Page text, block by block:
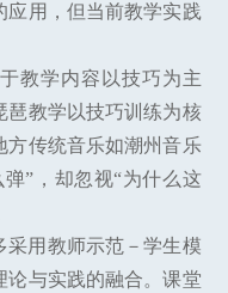
应用，但当前教学实践
教学内容以技巧为主
琶教学以技巧训练为核
方传统音乐如潮州音乐
”，却忽视“为什么这
采用教师示范－学生模
论与实践的融合。课堂